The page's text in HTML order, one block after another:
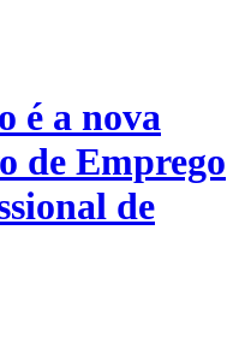
é a nova
de Emprego
de